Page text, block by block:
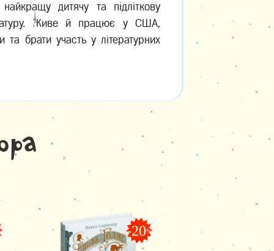
дитячу та підліткову
Живе й працює у США,
та брати участь у літературних
-20%